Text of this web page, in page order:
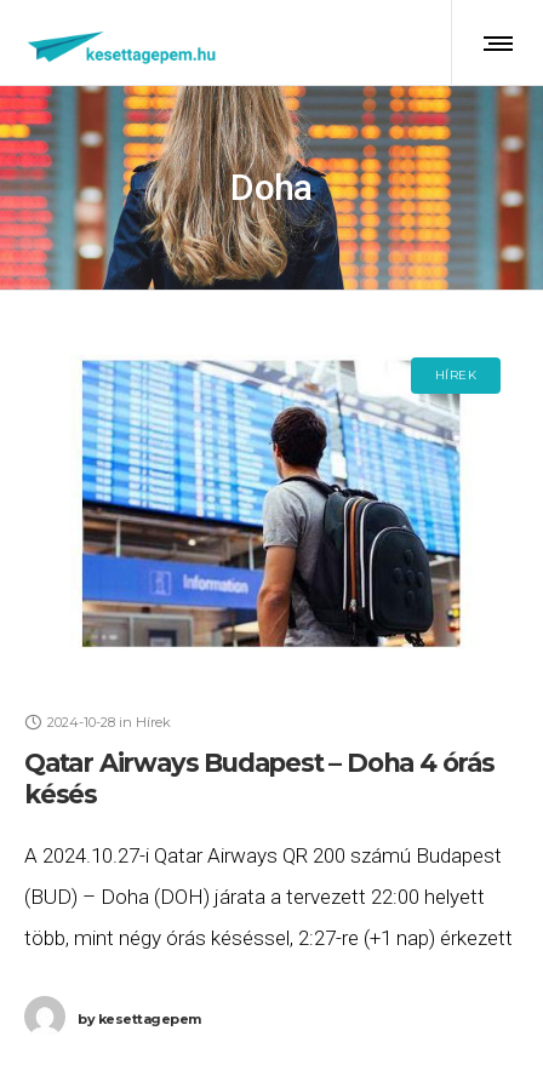
Doha
HÍREK
2024-10-28 in Hírek
Qatar Airways Budapest – Doha 4 órás
késés
A 2024.10.27-i Qatar Airways QR 200 számú Budapest
(BUD) – Doha (DOH) járata a tervezett 22:00 helyett
több, mint négy órás késéssel, 2:27-re (+1 nap) érkezett
bykesettagepem